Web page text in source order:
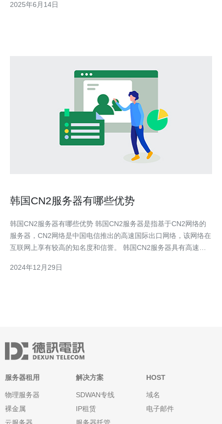
线路的服务器，其带宽更为稳定和高速。相比普通服务器，CN2服
2025年6月14日
韩国CN2服务器有哪些优势
韩国CN2服务器有哪些优势 韩国CN2服务器是指基于CN2网络的
服务器，CN2网络是中国电信推出的高速国际出口网络，该网络在
互联网上享有较高的知名度和信誉。 韩国CN2服务器具有高速稳
质量。这对于访问速度敏感的应用和网站来说非常重要。 韩国
2024年12月29日
服务器租用
物理服务器
裸金属
解决方案
SDWAN专线
IP租赁
HOST
域名
电子邮件